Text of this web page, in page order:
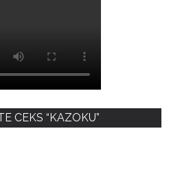
CEKS “KAZOKU”